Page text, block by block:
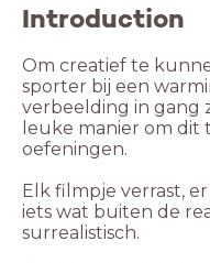
Introduction
Om creatief te
sporter bij een
verbeelding in gang
leuke manier om dit
oefeningen.
Elk filmpje verrast,
iets wat buiten de
surrealistisch.